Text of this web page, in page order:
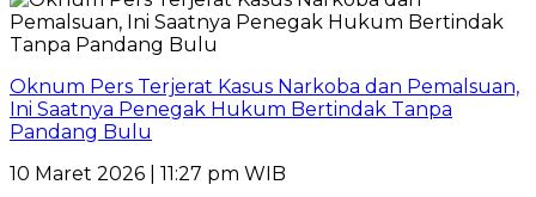
Oknum Pers Terjerat Kasus Narkoba dan Pemalsuan,
Ini Saatnya Penegak Hukum Bertindak Tanpa
Pandang Bulu
10 Maret 2026 | 11:27 pm WIB